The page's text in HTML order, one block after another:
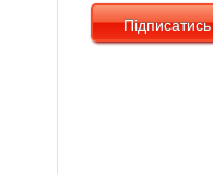
Підписатись